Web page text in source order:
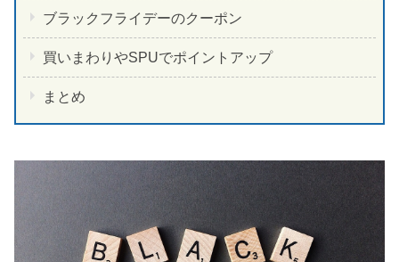
ブラックフライデーのクーポン
買いまわりやSPUでポイントアップ
まとめ